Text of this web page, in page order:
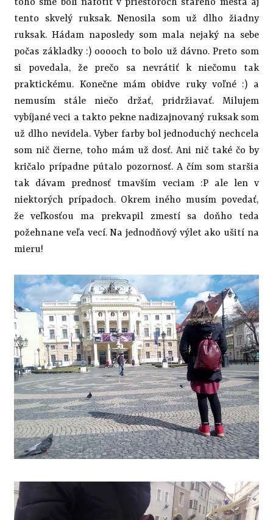
toho sme boli nafotiť v priestoroch starého mesta aj
tento skvelý ruksak. Nenosila som už dlho žiadny
ruksak. Hádam naposledy som mala nejaký na sebe
počas základky :) ooooch to bolo už dávno. Preto som
si povedala, že prečo sa nevrátiť k niečomu tak
praktickému. Konečne mám obidve ruky voľné :) a
nemusím stále niečo držať, pridržiavať. Milujem
vybíjané veci a takto pekne nadizajnovaný ruksak som
už dlho nevidela. Vyber farby bol jednoduchý nechcela
som nič čierne, toho mám už dosť. Ani nič také čo by
kričalo prípadne pútalo pozornosť. A čím som staršia
tak dávam prednosť tmavším veciam :P ale len v
niektorých prípadoch. Okrem iného musím povedať,
že veľkosťou ma prekvapil zmestí sa doňho teda
požehnane veľa vecí. Na jednodňový výlet ako ušití na
mieru!